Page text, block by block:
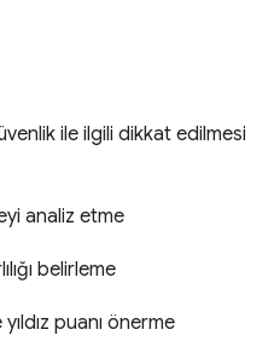
ile ilgili dikkat edilmesi
analiz etme
belirleme
puanı önerme